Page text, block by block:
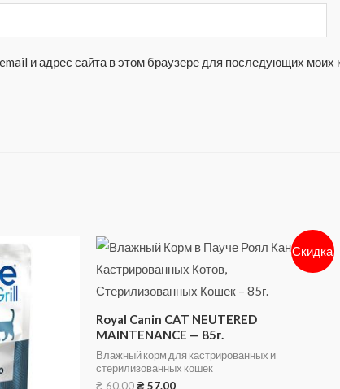
и адрес сайта в этом браузере для последующих моих
Скидка
Royal Canin CAT NEUTERED
MAINTENANCE — 85г.
Влажный корм для кастрированных и
стерилизованных кошек
₴ 60.00₴ 57.00